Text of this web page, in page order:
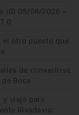
(0) 05/08/2026 –
0
el otro puesto que
de convertirse
Boca
y viajó para
Rivadavia: